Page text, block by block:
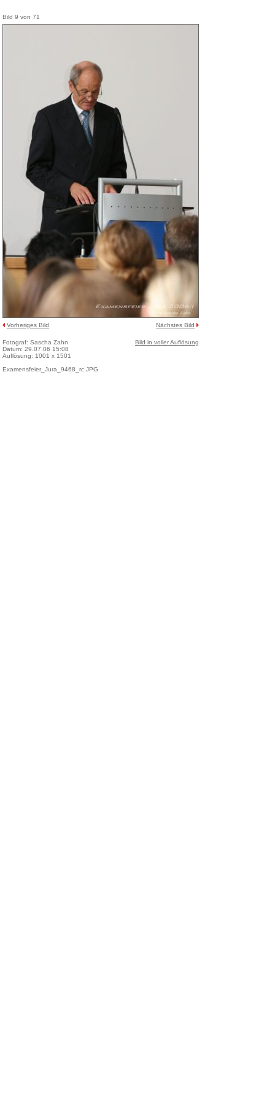
Bild 9 von 71
Vorheriges Bild Nächstes Bild
Fotograf: Sascha Zahn
Datum: 29.07.06 15:08
Auflösung: 1001 x 1501
Examensfeier_Jura_9468_rc.JPG
Bild in voller Auflösung